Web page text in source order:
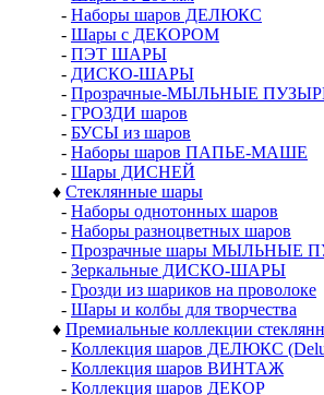
- Наборы шаров ДЕЛЮКС
- Шары с ДЕКОРОМ
- ПЭТ ШАРЫ
- ДИСКО-ШАРЫ
- Прозрачные-МЫЛЬНЫЕ
- ГРОЗДИ шаров
- БУСЫ из шаров
- Наборы шаров ПАПЬЕ-МАШЕ
- Шары ДИСНЕЙ
♦ Стеклянные шары
- Наборы однотонных шаров
- Наборы разноцветных шаров
- Прозрачные шары МЫЛЬНЫЕ
- Зеркальные ДИСКО-ШАРЫ
- Грозди из шариков на проволоке
- Шары и колбы для творчества
♦ Премиальные коллекции
- Коллекция шаров ДЕЛЮКС
- Коллекция шаров ВИНТАЖ
- Коллекция шаров ДЕКОР